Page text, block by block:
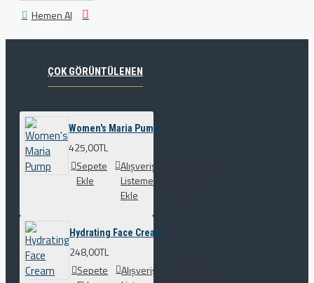
Hemen Al
ÇOK GÖRÜNTÜLENEN
Women's Maria Pump
425,00TL
Sepete
Ekle
Alışveriş
Listeme
Ekle
Hydrating Face Cream
248,00TL
Sepete
Alışveriş